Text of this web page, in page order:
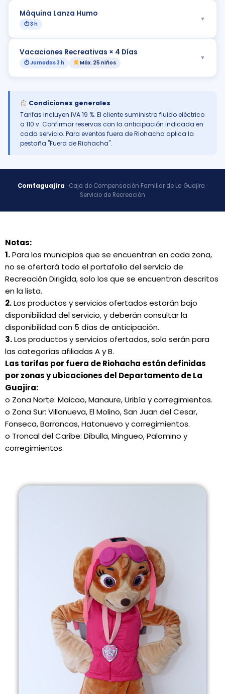
Máquina Lanza Humo
⏱ 3 h
▼
Vacaciones Recreativas × 4 Días
⏱ Jornadas 3 h Máx. 25 niños
▼
Condiciones generales
Tarifas incluyen IVA 19 %. El cliente suministra fluido eléctrico
a 110 v. Confirmar reservas con la anticipación indicada en
cada servicio. Para eventos fuera de Riohacha aplica la
pestaña "Fuera de Riohacha".
Comfaguajira · Caja de Compensación Familiar de La Guajira ·
Servicio de Recreación
Notas:
1.Para los municipios que se encuentran en cada zona,
no se ofertará todo el portafolio del servicio de
Recreación Dirigida, solo los que se encuentran descritos
en la lista.
2.Los productos y servicios ofertados estarán bajo
disponibilidad del servicio, y deberán consultar la
disponibilidad con 5 días de anticipación.
3.Los productos y servicios ofertados, solo serán para
las categorías afiliadas A y B.
Las tarifas por fuera de Riohacha están definidas
por zonas y ubicaciones del Departamento de La
Guajira:
o Zona Norte: Maicao, Manaure, Uribía y corregimientos.
o Zona Sur: Villanueva, El Molino, San Juan del Cesar,
Fonseca, Barrancas, Hatonuevo y corregimientos.
o Troncal del Caribe: Dibulla, Mingueo, Palomino y
corregimientos.